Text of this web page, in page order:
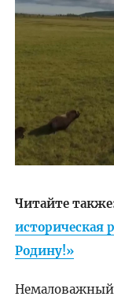
Читайте
историческая
Родину!»
Немаловажный